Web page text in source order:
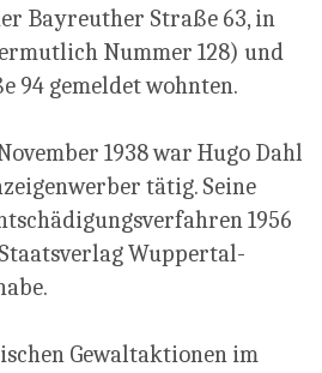
Bayreuther Straße 63, in
Nummer 128) und
94 gemeldet wohnten.
1938 war Hugo Dahl
tätig. Seine
1956
Wuppertal-
Gewaltaktionen im